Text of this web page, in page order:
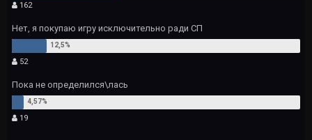
162
Нет, я покупаю игру исключительно ради СП
52
Пока не определился\лась
19